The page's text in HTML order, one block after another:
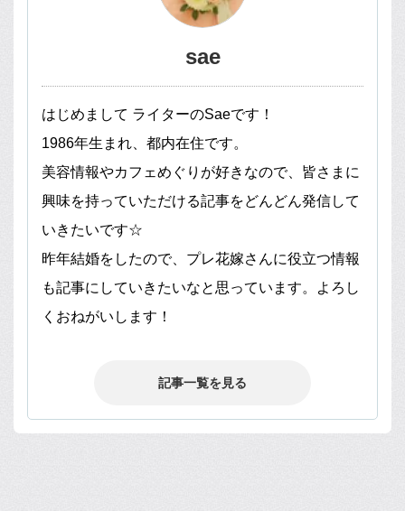
sae
はじめまして ライターのSaeです！
1986年生まれ、都内在住です。
美容情報やカフェめぐりが好きなので、皆さまに
興味を持っていただける記事をどんどん発信して
いきたいです☆
昨年結婚をしたので、プレ花嫁さんに役立つ情報
も記事にしていきたいなと思っています。よろし
くおねがいします！
記事一覧を見る